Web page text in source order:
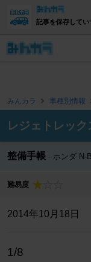
記事を保存してい
みんカラ 車種別情報
レジェトレッ
整備手帳 ホンダ N-
難易度
2014年10月18日
1/8